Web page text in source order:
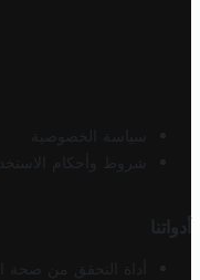
سياسة الخصوصية
شروط وأحكام
أدواتنا
أداة التحقق من صحة